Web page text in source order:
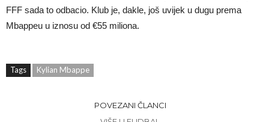
FFF sada to odbacio. Klub je, dakle, još uvijek u dugu prema
Mbappeu u iznosu od €55 miliona.
Tags Kylian Mbappe
POVEZANI ČLANCI